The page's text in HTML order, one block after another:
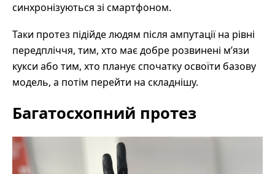
синхронізуються зі смартфоном.
Таки протез підійде людям після ампутації на рівні
передпліччя, тим, хто має добре розвинені м’язи
кукси або тим, хто планує спочатку освоїти базову
модель, а потім перейти на складнішу.
Багатосхопний протез